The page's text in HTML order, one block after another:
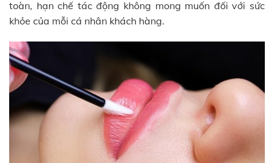
toàn, hạn chế tác động không mong muốn đối với sức
khỏe của mỗi cá nhân khách hàng.